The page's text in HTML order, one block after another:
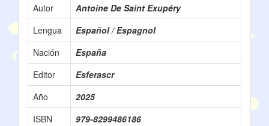
Autor
Antoine De Saint Exupéry
Lengua
Español / Espagnol
Nación
España
Editor
Esferascr
Año
2025
ISBN
‎979-8299486186